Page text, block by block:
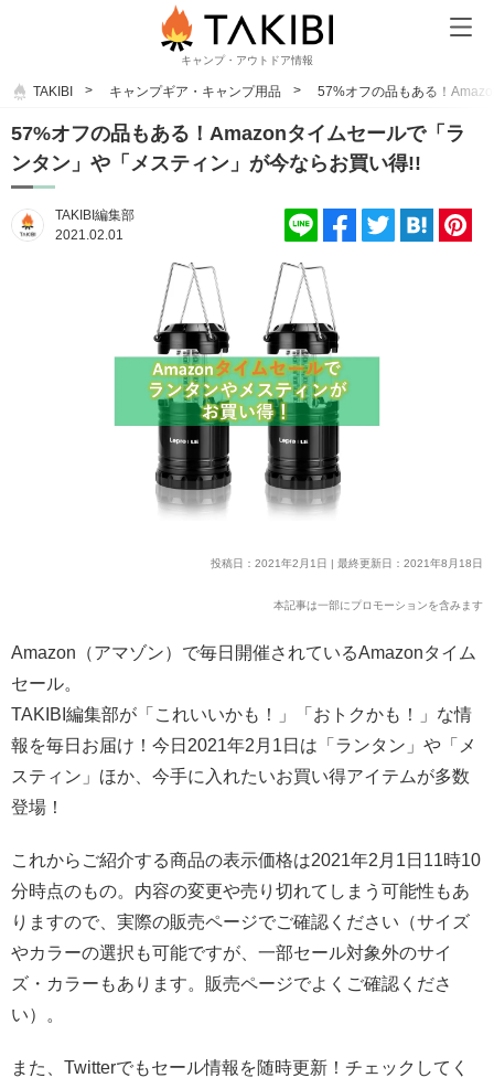
キャンプ・アウトドア情報
TAKIBI キャンプギア・キャンプ用品 57%オフの品もある！
57%オフの品もある！Amazonタイムセールで「ラ
ンタン」や「メスティン」が今ならお買い得!!
TAKIBI編集部
2021.02.01
投稿日：2021年2月1日 | 最終更新日：2021年8月18日
本記事は一部にプロモーションを含みます
Amazon（アマゾン）で毎日開催されているAmazonタイム
セール。
TAKIBI編集部が「これいいかも！」「おトクかも！」な情
報を毎日お届け！今日2021年2月1日は「ランタン」や「メ
スティン」ほか、今手に入れたいお買い得アイテムが多数
登場！
これからご紹介する商品の表示価格は2021年2月1日11時10
分時点のもの。内容の変更や売り切れてしまう可能性もあ
りますので、実際の販売ページでご確認ください（サイズ
やカラーの選択も可能ですが、一部セール対象外のサイ
ズ・カラーもあります。販売ページでよくご確認くださ
い）。
また、Twitterでもセール情報を随時更新！チェックしてく